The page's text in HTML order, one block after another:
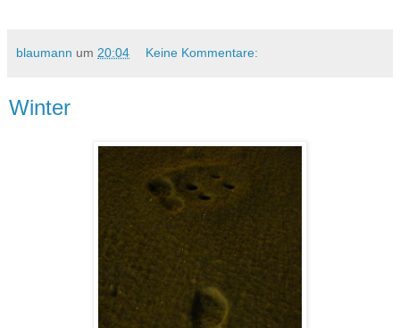
blaumann um 20:04 Keine Kommentare:
Winter